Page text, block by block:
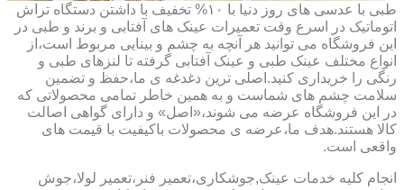
طبی با عدسی های روز دنیا با ۱۰% تخفیف با داشتن دستگاه تراش
اتوماتیک در اسرع وقت تعمیرات عینک های آفتابی و برند و طبی در
این فروشگاه می توانید هر آنچه به چشم و بینایی مربوط است،از
انواع مختلف عینک طبی و عینک آفتابی گرفته تا لنزهای طبی و
رنگی را خریداری کنید.اصلی ترین دغدغه ی ما،حفظ و تضمین
سلامت چشم های شماست و به همین خاطر تمامی محصولاتی که
در این فروشگاه عرضه می شوند،«اصل» و دارای گواهی اصالت
کالا هستند.هدف ما،عرضه ی محصولات باکیفیت با قیمت های
واقعی است.
انجام کلیه خدمات عینک,جوشکاری،تعمیر فنر،تعمیر لولا،جوش